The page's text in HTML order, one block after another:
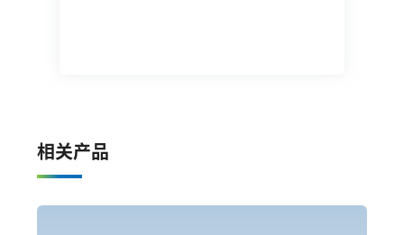
相关产品